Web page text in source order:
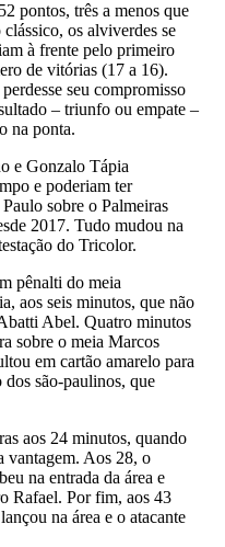
pontos, três a menos que
os alviverdes se
à frente pelo primeiro
de vitórias (17 a 16).
seu compromisso
– triunfo ou empate –
na ponta.
e Gonzalo Tápia
e poderiam ter
sobre o Palmeiras
2017. Tudo mudou na
do Tricolor.
pênalti do meia
aos seis minutos, que não
Abel. Quatro minutos
sobre o meia Marcos
em cartão amarelo para
são-paulinos, que
aos 24 minutos, quando
vantagem. Aos 28, o
na entrada da área e
Rafael. Por fim, aos 43
na área e o atacante